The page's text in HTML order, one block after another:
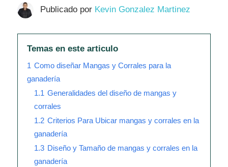
Publicado por Kevin Gonzalez Martinez
Temas en este articulo
1 Como diseñar Mangas y Corrales para la
ganadería
1.1 Generalidades del diseño de mangas y
corrales
1.2 Criterios Para Ubicar mangas y corrales en la
ganadería
1.3 Diseño y Tamaño de mangas y corrales en la
ganadería